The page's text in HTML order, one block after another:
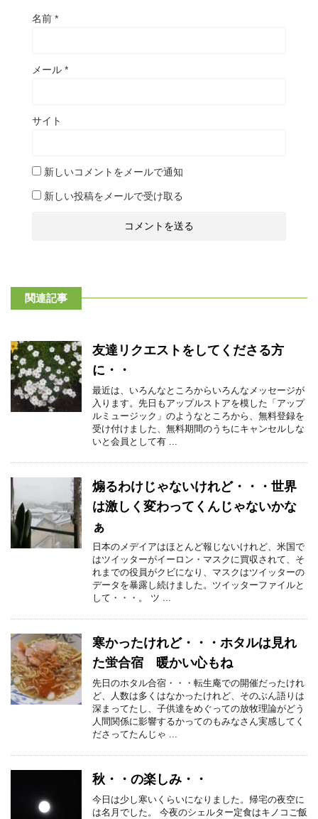
名前 *
メール *
サイト
新しいコメントをメールで通知
新しい投稿をメールで受け取る
関連記事
友達リクエストをしてくださる方
に・・
最近は、いろんなところからいろんなメッセージが
入ります。先日もアップルストアを模した「アップ
ルミュージック」のようなところから、無料登録を
受け付けました、無料期間のうちにキャンセルしな
いと会員として有 ...
煽るわけじゃないけれど・・・世界
は激しく変わってくんじゃないかな
ぁ
日本のメデイアはほとんど報じないけれど、米国で
はツイッターがイーロン・マスクに買収されて、そ
れまでの役員がクビになり、マスクはツイッターの
データを暴露し続けました。ツイッターファイルと
して・・・。 ツ ...
寒かったけれど・・・ホタルは見れ
た蛍合宿 暖かい心もね
先日のホタル合宿・・・転生庵での開催だったけれ
ど、人数は多くはなかったけれど、そのぶん語りは
深まってたし、子供達をめぐっての放牧理論がどう
人間関係に影響するかってのもみなさん実感してく
ださってたんじゃ ...
秋・・の楽しみ・・
今日は少し寒いくらいになりました。帰宅の夜空に
は名月でした。 今夜のシェルター定食はキノコご飯